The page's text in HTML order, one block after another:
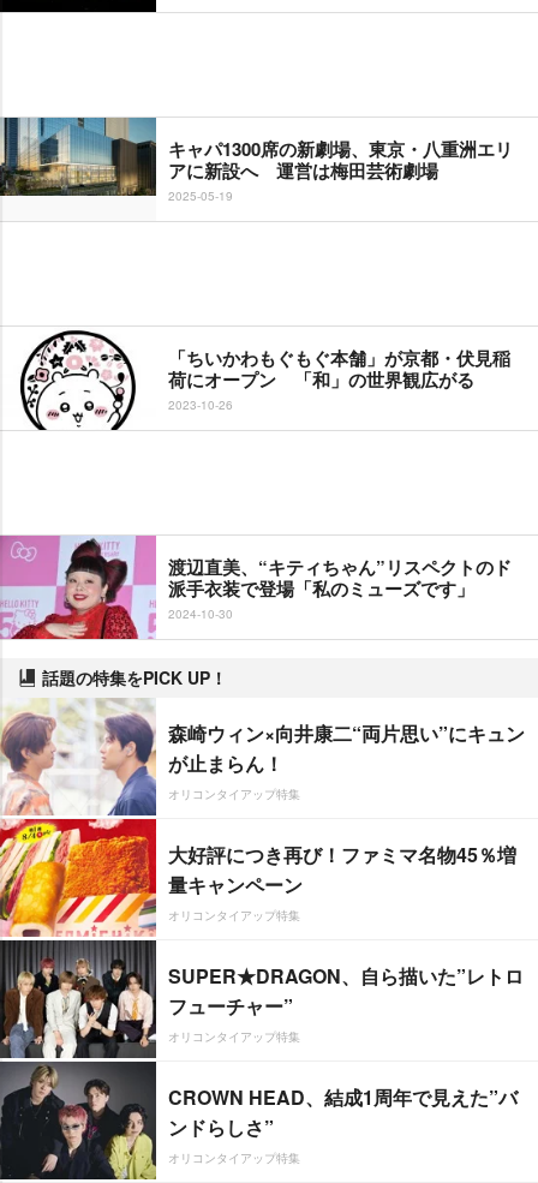
キャパ1300席の新劇場、東京・八重洲エリ
アに新設へ 運営は梅田芸術劇場
2025-05-19
「ちいかわもぐもぐ本舗」が京都・伏見稲
荷にオープン 「和」の世界観広がる
2023-10-26
渡辺直美、“キティちゃん”リスペクトのド
派手衣装で登場「私のミューズです」
2024-10-30
話題の特集をPICK UP！
森崎ウィン×向井康二“両片思い”にキュン
が止まらん！
オリコンタイアップ特集
大好評につき再び！ファミマ名物45％増
量キャンペーン
オリコンタイアップ特集
SUPER★DRAGON、自ら描いた”レトロ
フューチャー”
オリコンタイアップ特集
CROWN HEAD、結成1周年で見えた”バ
ンドらしさ”
オリコンタイアップ特集